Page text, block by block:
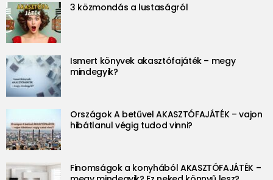
3 közmondás a lustaságról
Ismert könyvek akasztófajáték – megy
mindegyik?
Országok A betűvel AKASZTÓFAJÁTÉK – vajon
hibátlanul végig tudod vinni?
Finomságok a konyhából AKASZTÓFAJÁTÉK –